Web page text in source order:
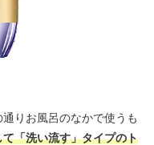
りお風呂のなかで使うも
「洗い流す」タイプのト